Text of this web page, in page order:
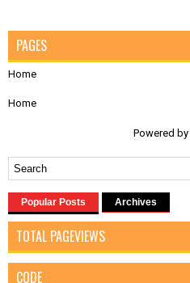
PAGES
Home
Home
Powered by
Popular Posts Archives
TOTAL PAGEVIEWS
CODE